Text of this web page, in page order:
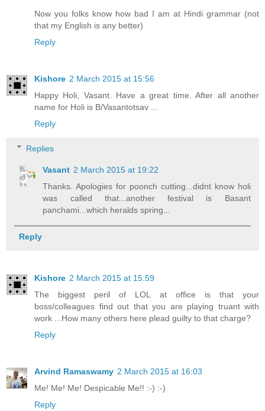
Now you folks know how bad I am at Hindi grammar (not
that my English is any better)
Reply
Kishore 2 March 2015 at 15:56
Happy Holi, Vasant. Have a great time. After all another
name for Holi is B/Vasantotsav ...
Reply
Replies
Vasant 2 March 2015 at 19:22
Thanks. Apologies for poonch cutting...didnt know holi
was called that...another festival is Basant
panchami...which heralds spring...
Reply
Kishore 2 March 2015 at 15:59
The biggest peril of LOL at office is that your
boss/colleagues find out that you are playing truant with
work ...How many others here plead guilty to that charge?
Reply
Arvind Ramaswamy 2 March 2015 at 16:03
Me! Me! Me! Despicable Me!! :-) :-)
Reply